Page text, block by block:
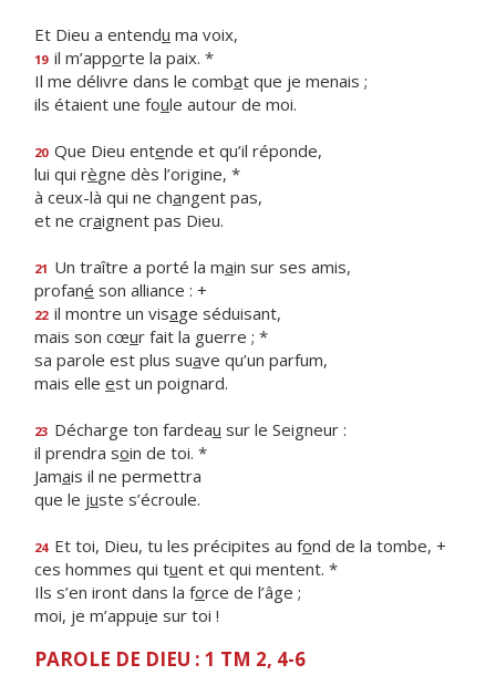
Et Dieu a entendu ma voix,
19 il m’apporte la paix. *
Il me délivre dans le combat que je menais ;
ils étaient une foule autour de moi.
20 Que Dieu entende et qu’il réponde,
lui qui règne dès l’origine, *
à ceux-là qui ne changent pas,
et ne craignent pas Dieu.
21 Un traître a porté la main sur ses amis,
profané son alliance : +
22 il montre un visage séduisant,
mais son cœur fait la guerre ; *
sa parole est plus suave qu’un parfum,
mais elle est un poignard.
23 Décharge ton fardeau sur le Seigneur :
il prendra soin de toi. *
Jamais il ne permettra
que le juste s’écroule.
24 Et toi, Dieu, tu les précipites au fond de la tombe, +
ces hommes qui tuent et qui mentent. *
Ils s’en iront dans la force de l’âge ;
moi, je m’appuie sur toi !
PAROLE DE DIEU : 1 TM 2, 4-6